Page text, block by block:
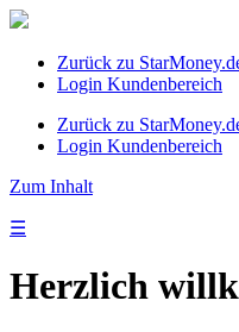
Zurück zu
Login Kundenbereich
Zurück zu
Login Kundenbereich
Zum Inhalt
☰
Herzlich